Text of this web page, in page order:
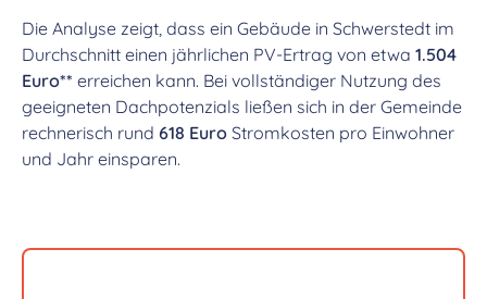
Die Analyse zeigt, dass ein Gebäude in Schwerstedt im
Durchschnitt einen jährlichen PV-Ertrag von etwa 1.504
Euro** erreichen kann. Bei vollständiger Nutzung des
geeigneten Dachpotenzials ließen sich in der Gemeinde
rechnerisch rund 618 Euro Stromkosten pro Einwohner
und Jahr einsparen.